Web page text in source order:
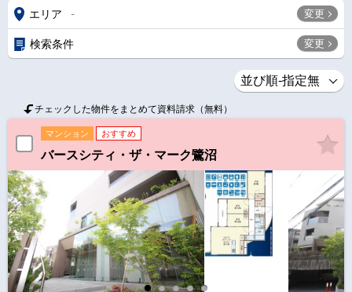
エリア - 変更
検索条件 変更
チェックした物件をまとめて資料請求（無料）
マンション おすすめ
バースシティ・ザ・マーク鷺沼